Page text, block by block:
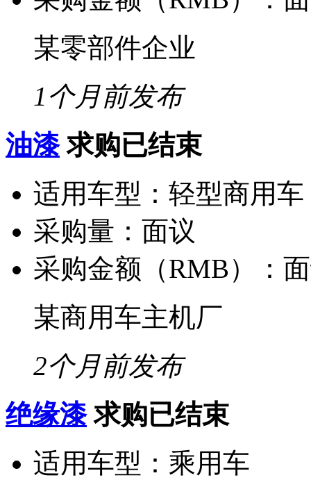
某零部件企业
1个月前发布
油漆 求购已结束
适用车型： 轻型商用
采购量： 面议
采购金额（RMB）：
某商用车主机厂
2个月前发布
绝缘漆 求购已结束
适用车型： 乘用车